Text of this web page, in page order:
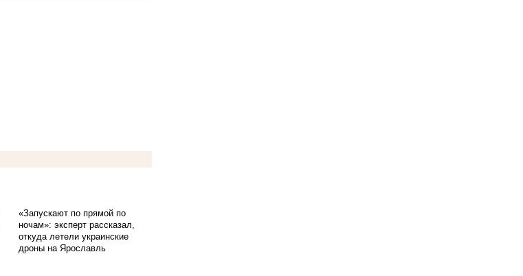
«Запускают по прямой по
ночам»: эксперт рассказал,
откуда летели украинские
дроны на Ярославль